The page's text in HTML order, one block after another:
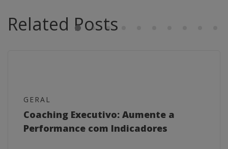
Related Posts
GERAL
Coaching Executivo: Aumente a
Performance com Indicadores